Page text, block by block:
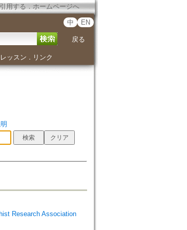
用する ． ホームページへ
中 EN
戻る
ッスン ． リンク
Research Association